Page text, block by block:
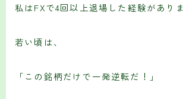
私はFXで4回以上退場した経験がありま
若い頃は、
「この銘柄だけで一発逆転だ！」